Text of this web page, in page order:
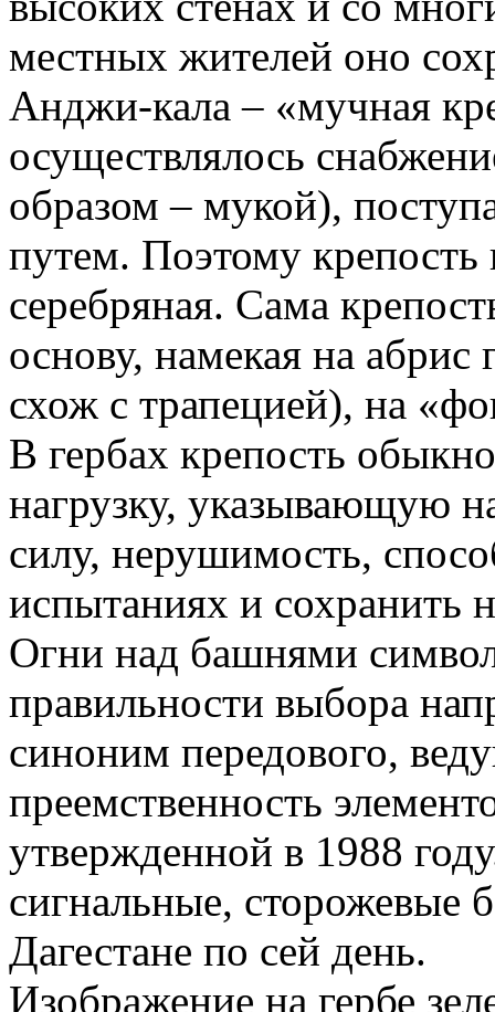
местных жителей оно
Анджи-кала – «мучная
осуществлялось
образом – мукой),
путем. Поэтому крепость
серебряная. Сама
основу, намекая на
схож с трапецией), на
В гербах крепость
нагрузку, указывающую
силу, нерушимость,
испытаниях и сохранить
Огни над башнями
правильности выбора
синоним передового,
преемственность
утвержденной в 1988
сигнальные, сторожевые
Дагестане по сей день.
Изображение на гербе